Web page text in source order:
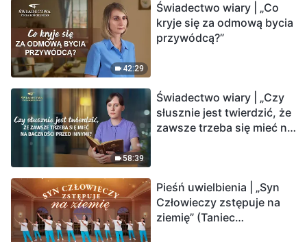
42:29
Świadectwo wiary | „Co
kryje się za odmową bycia
przywódcą?”
58:39
Świadectwo wiary | „Czy
słusznie jest twierdzić, że
zawsze trzeba się mieć na
Pieśń uwielbienia | „Syn
Człowieczy zstępuje na
ziemię” (Taniec